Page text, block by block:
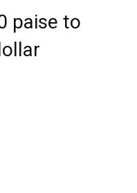
paise to